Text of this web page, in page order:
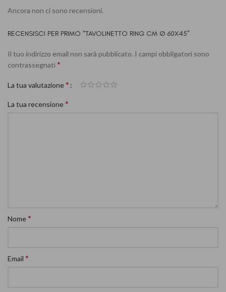
Ancora non ci sono recensioni.
RECENSISCI PER PRIMO “TAVOLINETTO RING CM Ø 60X45”
Il tuo indirizzo email non sarà pubblicato. I campi obbligatori sono
contrassegnati*
La tua valutazione*
La tua recensione*
Nome*
Email *